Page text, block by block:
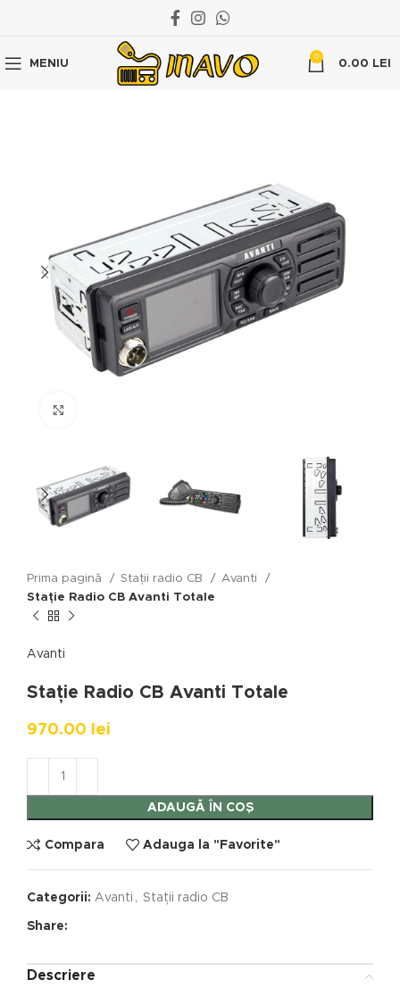
MENIU
0
0.00 LEI
Prima pagină Stații radio CB
Avanti
Stație Radio CB Avanti Totale
Avanti
Stație Radio CB Avanti Totale
970.00 lei
ADAUGĂ ÎN COȘ
Compara Adauga la "Favorite"
Categorii: Avanti , Stații radio CB
Share:
Descriere